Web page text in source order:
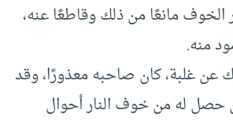
مانعًا من ذلك وقاطعًا عنه،
منه.
عن غلبة، كان صاحبه معذورًا، وقد
له من خوف النار أحوال